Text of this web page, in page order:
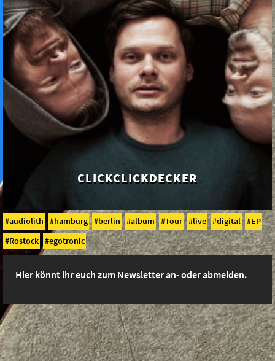
CLICK­CLICK­DECKER
audiolith hamburg berlin album Tour live digital
EP
Rostock
egotronic
Hier könnt ihr euch zum Newsletter an- oder abmelden.